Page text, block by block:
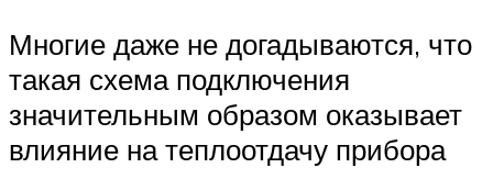
Многие даже не догадываются, что
такая схема подключения
значительным образом оказывает
влияние на теплоотдачу прибора